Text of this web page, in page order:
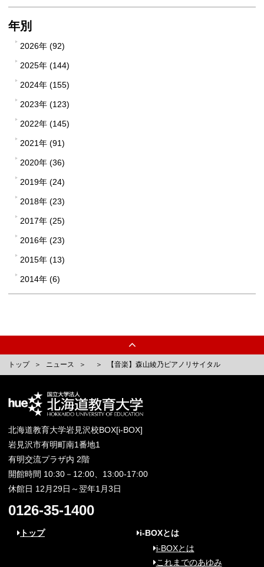
年別
2026年 (92)
2025年 (144)
2024年 (155)
2023年 (123)
2022年 (145)
2021年 (91)
2020年 (36)
2019年 (24)
2018年 (23)
2017年 (25)
2016年 (23)
2015年 (13)
2014年 (6)
トップ ニュース 【音楽】森山綾乃ピアノリサイタル
北海道教育大学岩見沢校BOX[i-BOX]
岩見沢市有明町南1番地1
有明交流プラザ内 2階
開館時間 10:30－12:00、13:00-17:00
休館日 12月29日～翌年1月3日
0126-35-1400
トップ
i-BOXとは
i-BOXとは
これまでのあゆみ